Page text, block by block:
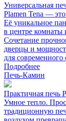
Универсальная
Plamen Tena —
Её уникальное
в центре комнаты
Сочетание
дверцы и
для
Подробнее
Печь-Камин
Практичная печь
Умное тепло.
традиционную